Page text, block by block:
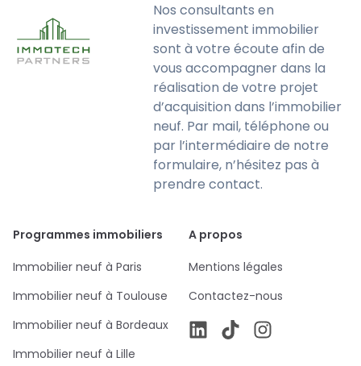
Nos consultants en
investissement immobilier
sont à votre écoute afin de
vous accompagner dans la
réalisation de votre projet
d’acquisition dans l’immobilier
neuf. Par mail, téléphone ou
par l’intermédiaire de notre
formulaire, n’hésitez pas à
prendre contact.
Programmes immobiliers
Immobilier neuf à Paris
Immobilier neuf à Toulouse
Immobilier neuf à Bordeaux
Immobilier neuf à Lille
A propos
Mentions légales
Contactez-nous